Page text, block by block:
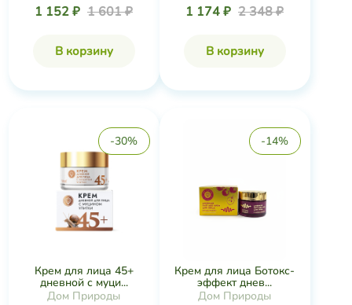
1 152 ₽ 1 601 ₽
В корзину
1 174 ₽ 2 348 ₽
В корзину
-30%
Крем для лица 45+
дневной с муци...
Дом Природы
-14%
Крем для лица Ботокс-
эффект днев...
Дом Природы